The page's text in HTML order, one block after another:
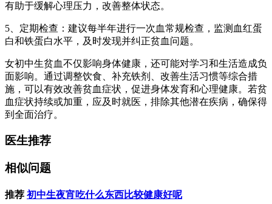
有助于缓解心理压力，改善整体状态。
5、定期检查：建议每半年进行一次血常规检查，监测血红蛋
白和铁蛋白水平，及时发现并纠正贫血问题。
女初中生贫血不仅影响身体健康，还可能对学习和生活造成负
面影响。通过调整饮食、补充铁剂、改善生活习惯等综合措
施，可以有效改善贫血症状，促进身体发育和心理健康。若贫
血症状持续或加重，应及时就医，排除其他潜在疾病，确保得
到全面治疗。
医生推荐
相似问题
推荐 初中生夜宵吃什么东西比较健康好呢